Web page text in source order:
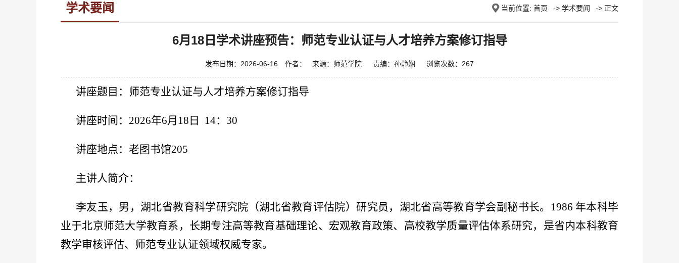
学术要闻 当前位置: 首页 -> 学术要闻 -> 正文
6月18日学术讲座预告：师范专业认证与人才培养方案修订指导
发布日期：2026-06-16 作者： 来源：师范学院 责编：孙静娴 浏览次数： 267
讲座题目：师范专业认证与人才培养方案修订指导
讲座时间： 2026年6月18日 14：30
讲座地点：老图书馆205
主讲人简介：
李友玉，男，湖北省教育科学研究院（湖北省教育评估院）研究员，湖北省高等教育学会副秘书长。
1986 年本科毕
业于北京师范大学教育系，长期专注高等教育基础理论、宏观教育政策、高校教学质量评估体系研究，是省内本科教育
教学审核评估、师范专业认证领域权威专家。